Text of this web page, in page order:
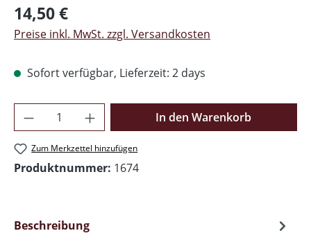
Regulärer Preis:
14,50 €
Preise inkl. MwSt. zzgl. Versandkosten
Sofort verfügbar, Lieferzeit: 2 days
Produkt Anzahl: Gib den gewünschten
In den Warenkorb
Zum Merkzettel hinzufügen
Produktnummer: 1674
Beschreibung